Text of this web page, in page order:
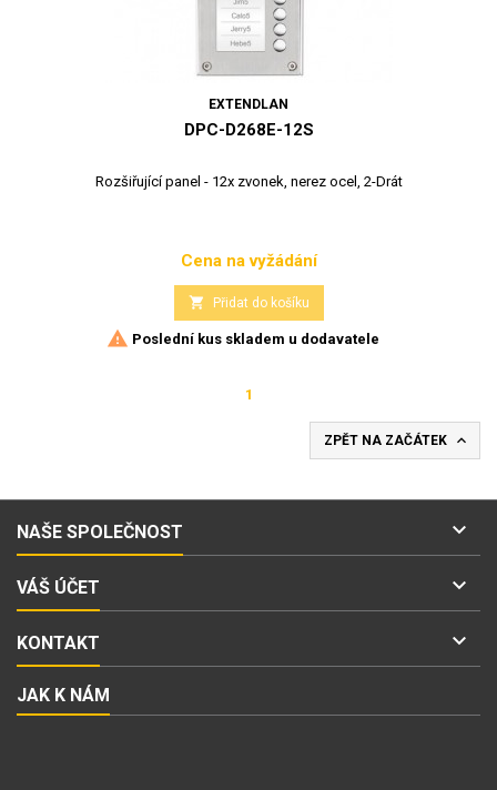
EXTENDLAN
DPC-D268E-12S
Rozšiřující panel - 12x zvonek, nerez ocel, 2-Drát
Cena
Cena na vyžádání
 Přidat do košíku
 Poslední kus skladem u dodavatele
1
ZPĚT NA ZAČÁTEK 
NAŠE SPOLEČNOST 
VÁŠ ÚČET 
KONTAKT 
JAK K NÁM